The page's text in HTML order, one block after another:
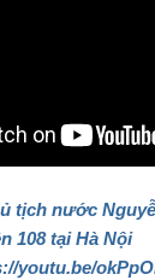
tịch nước
108 tại Hà Nội
youtu.be/